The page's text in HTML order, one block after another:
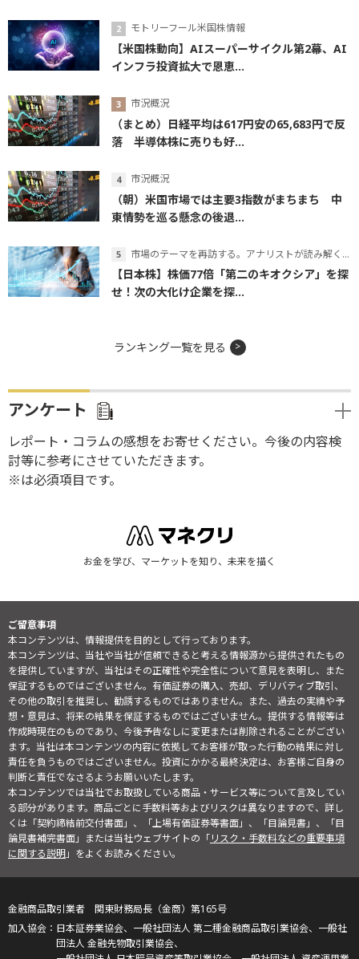
モトリーフール米国株情報
【米国株動向】AIスーパーサイクル第2幕、AI
インフラ投資拡大で恩恵...
市況概況
（まとめ）日経平均は617円安の65,683円で反
落 半導体株に売りも好...
市況概況
（朝）米国市場では主要3指数がまちまち 中
東情勢を巡る懸念の後退...
市場のテーマを再訪する。アナリストが読み解くテーマの本質
【日本株】株価77倍「第二のキオクシア」を探
せ！次の大化け企業を探...
ランキング一覧を見る
アンケート
レポート・コラムの感想をお寄せください。今後の内容検
討等に参考にさせていただきます。
※は必須項目です。
お金を学び、マーケットを知り、未来を描く
ご留意事項
本コンテンツは、情報提供を目的として行っております。
本コンテンツは、当社や当社が信頼できると考える情報源から提供されたもの
を提供していますが、当社はその正確性や完全性について意見を表明し、また
保証するものではございません。有価証券の購入、売却、デリバティブ取引、
その他の取引を推奨し、勧誘するものではありません。また、過去の実績や予
想・意見は、将来の結果を保証するものではございません。提供する情報等は
作成時現在のものであり、今後予告なしに変更または削除されることがござい
ます。当社は本コンテンツの内容に依拠してお客様が取った行動の結果に対し
責任を負うものではございません。投資にかかる最終決定は、お客様ご自身の
判断と責任でなさるようお願いいたします。
本コンテンツでは当社でお取扱している商品・サービス等について言及してい
る部分があります。商品ごとに手数料等およびリスクは異なりますので、詳し
くは「契約締結前交付書面」、「上場有価証券等書面」、「目論見書」、「目
論見書補完書面」または当社ウェブサイトの「リスク・手数料などの重要事項
に関する説明」をよくお読みください。
金融商品取引業者 関東財務局長（金商）第165号
日本証券業協会、一般社団法人 第二種金融商品取引業協会、一般社
団法人 金融先物取引業協会、